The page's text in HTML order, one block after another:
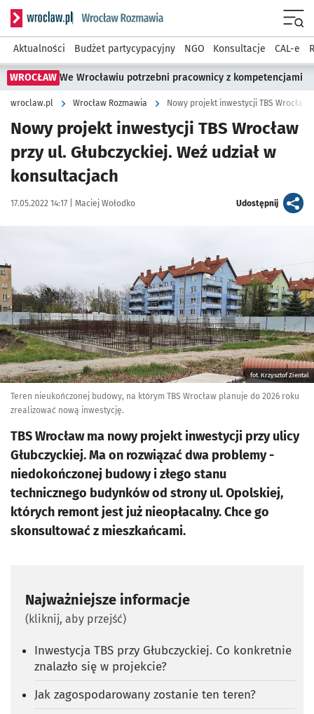
Serwis informacyjny wroclaw.pl podserwis: Rozmawia
Aktualności Budżet partycypacyjny NGO Konsultacje CAL-e
WROCŁAW We Wrocławiu potrzebni pracownicy z kompetencjami
wroclaw.pl Wrocław Rozmawia
Nowy projekt inwestycji TBS Wrocław
przy ul. Głubczyckiej. Weź udział w
konsultacjach
Data publikacji:
17.05.2022 14:17 | Autor:
Maciej Wołodko Udostępnijartykuł
fot. Krzysztof Ziental
Teren nieukończonej budowy, na którym TBS Wrocław planuje do 2026 roku
zrealizować nową inwestycję.
TBS Wrocław ma nowy projekt inwestycji przy ulicy
Głubczyckiej. Ma on rozwiązać dwa problemy -
niedokończonej budowy i złego stanu
technicznego budynków od strony ul. Opolskiej,
których remont jest już nieopłacalny. Chce go
skonsultować z mieszkańcami.
Najważniejsze informacje
(kliknij, aby przejść)
Inwestycja TBS przy Głubczyckiej. Co konkretnie
znalazło się w projekcie?
Jak zagospodarowany zostanie ten teren?